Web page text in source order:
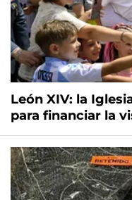
León XIV: la
para financiar la